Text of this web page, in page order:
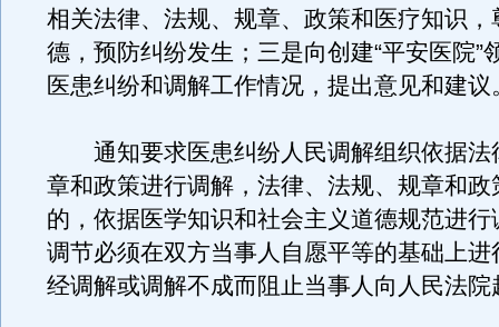
相关法律、法规、规章、政策和医疗知识，
德，预防纠纷发生；三是向创建“平安医院”
医患纠纷和调解工作情况，提出意见和建议
通知要求医患纠纷人民调解组织依据法
章和政策进行调解，法律、法规、规章和政
的，依据医学知识和社会主义道德规范进行
调节必须在双方当事人自愿平等的基础上进
经调解或调解不成而阻止当事人向人民法院